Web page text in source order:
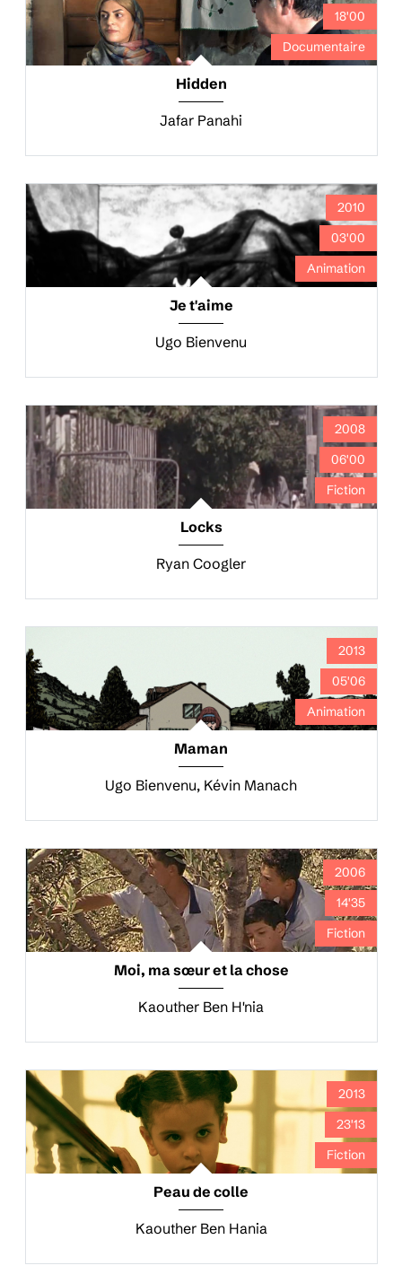
18'00
Documentaire
Hidden
Jafar Panahi
2010
03'00
Animation
Je t'aime
Ugo Bienvenu
2008
06'00
Fiction
Locks
Ryan Coogler
2013
05'06
Animation
Maman
Ugo Bienvenu, Kévin Manach
2006
14'35
Fiction
Moi, ma sœur et la chose
Kaouther Ben H'nia
2013
23'13
Fiction
Peau de colle
Kaouther Ben Hania